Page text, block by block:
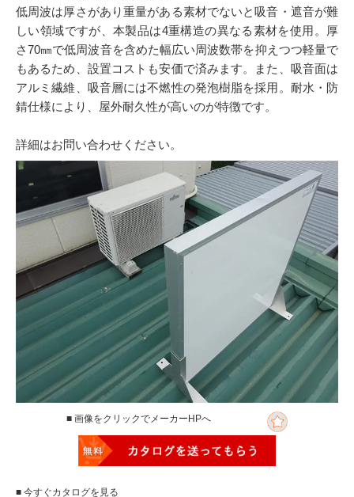
低周波は厚さがあり重量がある素材でないと吸音・遮音が難
しい領域ですが、本製品は4重構造の異なる素材を使用。厚
さ70㎜で低周波音を含めた幅広い周波数帯を抑えつつ軽量で
もあるため、設置コストも安価で済みます。また、吸音面は
アルミ繊維、吸音層には不燃性の発泡樹脂を採用。耐水・防
錆仕様により、屋外耐久性が高いのが特徴です。
詳細はお問い合わせください。
■ 画像をクリックでメーカーHPへ
■ 今すぐカタログを見る